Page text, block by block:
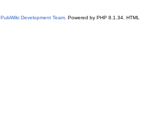
PukiWiki Development Team. Powered by PHP 8.1.34. HTML